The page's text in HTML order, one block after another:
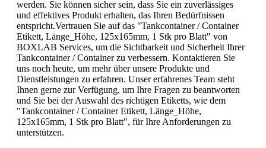
werden. Sie können sicher sein, dass Sie ein zuverlässiges
und effektives Produkt erhalten, das Ihren Bedürfnissen
entspricht.Vertrauen Sie auf das "Tankcontainer / Container
Etikett, Länge_Höhe, 125x165mm, 1 Stk pro Blatt" von
BOXLAB Services, um die Sichtbarkeit und Sicherheit Ihrer
Tankcontainer / Container zu verbessern. Kontaktieren Sie
uns noch heute, um mehr über unsere Produkte und
Dienstleistungen zu erfahren. Unser erfahrenes Team steht
Ihnen gerne zur Verfügung, um Ihre Fragen zu beantworten
und Sie bei der Auswahl des richtigen Etiketts, wie dem
"Tankcontainer / Container Etikett, Länge_Höhe,
125x165mm, 1 Stk pro Blatt", für Ihre Anforderungen zu
unterstützen.